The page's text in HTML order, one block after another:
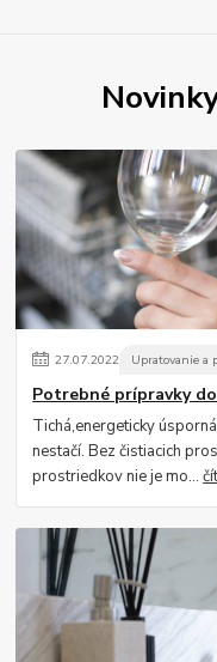
27.07.2022 Upratovanie a
Potrebné prípravky
Tichá,energeticky
nestačí. Bez čistiacich
prostriedkov nie je mo...